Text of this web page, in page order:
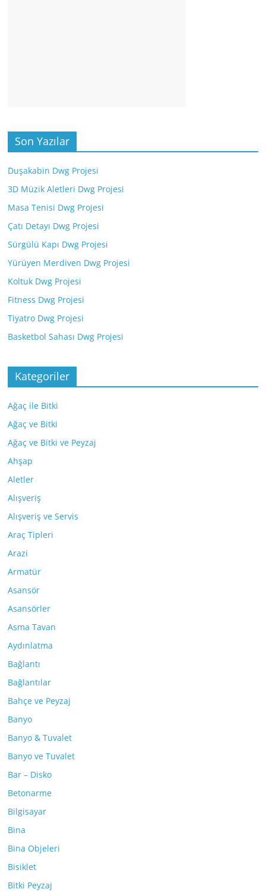
Son Yazılar
Duşakabin Dwg Projesi
3D Müzik Aletleri Dwg Projesi
Masa Tenisi Dwg Projesi
Çatı Detayı Dwg Projesi
Sürgülü Kapı Dwg Projesi
Yürüyen Merdiven Dwg Projesi
Koltuk Dwg Projesi
Fitness Dwg Projesi
Tiyatro Dwg Projesi
Basketbol Sahası Dwg Projesi
Kategoriler
Ağaç ile Bitki
Ağaç ve Bitki
Ağaç ve Bitki ve Peyzaj
Ahşap
Aletler
Alışveriş
Alışveriş ve Servis
Araç Tipleri
Arazi
Armatür
Asansör
Asansörler
Asma Tavan
Aydınlatma
Bağlantı
Bağlantılar
Bahçe ve Peyzaj
Banyo
Banyo & Tuvalet
Banyo ve Tuvalet
Bar – Disko
Betonarme
Bilgisayar
Bina
Bina Objeleri
Bisiklet
Bitki Peyzaj